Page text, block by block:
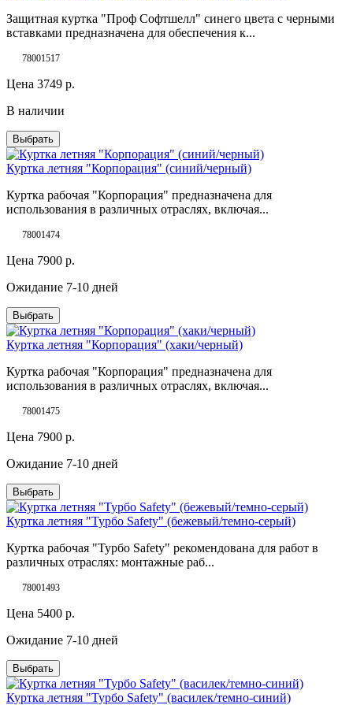
Защитная куртка "Проф Софтшелл" синего цвета с черными
вставками предназначена для обеспечения к...
78001517
Цена 3749 р.
В наличии
Выбрать
Куртка летняя "Корпорация" (синий/черный)
Куртка рабочая "Корпорация" предназначена для
использования в различных отраслях, включая...
78001474
Цена 7900 р.
Ожидание 7-10 дней
Выбрать
Куртка летняя "Корпорация" (хаки/черный)
Куртка рабочая "Корпорация" предназначена для
использования в различных отраслях, включая...
78001475
Цена 7900 р.
Ожидание 7-10 дней
Выбрать
Куртка летняя "Турбо Safety" (бежевый/темно-серый)
Куртка рабочая "Турбо Safety" рекомендована для работ в
различных отраслях: монтажные раб...
78001493
Цена 5400 р.
Ожидание 7-10 дней
Выбрать
Куртка летняя "Турбо Safety" (василек/темно-синий)